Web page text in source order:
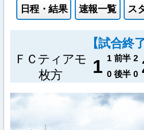
日程・結果 速報一覧 ス
【試合終了
ＦＣティアモ
枚方
1 1 前半 2
0 後半 0